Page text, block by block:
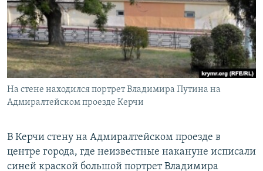
ПОБЕДИТЕЛЕЙ НЕ СУДЯТ?
КРЫМ.НЕПОКОРЕННЫЙ
ELIFBE
УКРАИНСКАЯ ПРОБЛЕМА КРЫМА
ПРИСОЕДИНЯЙТЕСЬ!
Все сайты RFE/RL
На стене находился портрет Владимира Путина на
Адмиралтейском проезде Керчи
В Керчи стену на Адмиралтейском проезде в
центре города, где неизвестные накануне исписали
синей краской большой портрет Владимира